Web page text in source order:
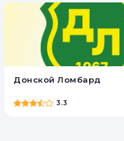
Донской Ломбард
3.3